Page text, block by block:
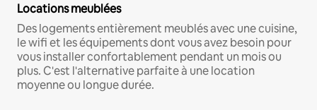
Locations meublées
Des logements entièrement meublés avec une cuisine,
le wifi et les équipements dont vous avez besoin pour
vous installer confortablement pendant un mois ou
plus. C'est l'alternative parfaite à une location
moyenne ou longue durée.